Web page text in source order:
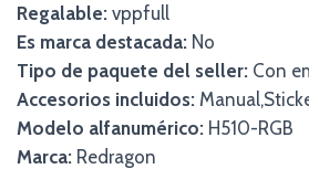
Regalable: vppfull
Es marca destacada: No
Tipo de paquete del seller: Con
Accesorios incluidos:
Modelo alfanumérico: H510-RGB
Marca: Redragon